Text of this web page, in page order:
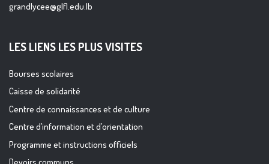
grandlycee@glfl.edu.lb
LES LIENS LES PLUS VISITES
Bourses scolaires
Caisse de solidarité
Centre de connaissances et de culture
Centre d’information et d’orientation
Programme et instructions officiels